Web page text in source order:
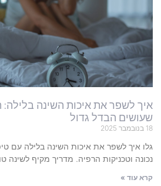
איך לשפר את איכות השינה בלילה:
שעושים הבדל גדול
18 בנובמבר 2025
גלו איך לשפר את איכות השינה בלילה עם
נכונה וטכניקות הרפיה. מדריך מקיף לשינה
קרא עוד »